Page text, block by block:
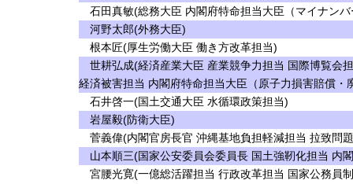
石田真敏(総務大臣 内閣府特命担当大臣（マイナン
河野太郎(外務大臣)
根本匠(厚生労働大臣 働き方改革担当)
世耕弘成(経済産業大臣 産業競争力担当 国際博覧会
経済被害担当 内閣府特命担当大臣（原子力損害賠償・
石井啓一(国土交通大臣 水循環政策担当)
岩屋毅(防衛大臣)
菅義偉(内閣官房長官 沖縄基地負担軽減担当 拉致問
山本順三(国家公安委員会委員長 国土強靭化担当 内
宮腰光寛(一億総活躍担当 行政改革担当 国家公務員